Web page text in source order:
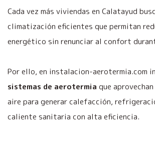
Cada vez más viviendas en Calatayud
climatización eficientes que permitan
energético sin renunciar al confort
Por ello, en instalacion-aerotermia.com
sistemas de aerotermia que
aire para generar calefacción,
caliente sanitaria con alta eficiencia.